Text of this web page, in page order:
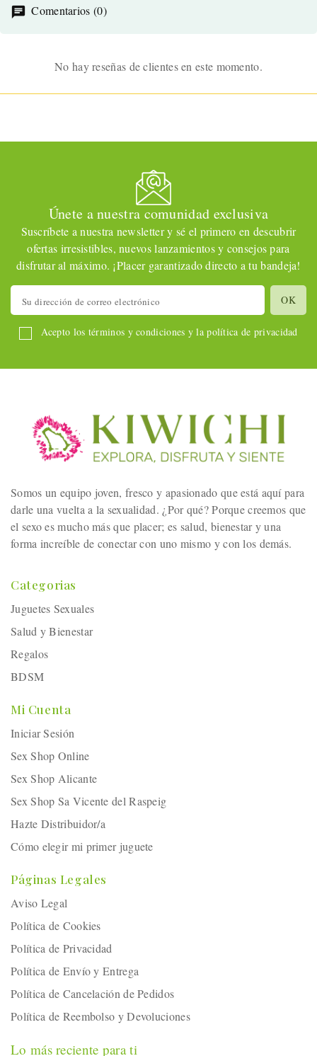
USB.
Comentarios (0)
No hay reseñas de clientes en este momento.
Únete a nuestra comunidad exclusiva
Suscríbete a nuestra newsletter y sé el primero en descubrir
ofertas irresistibles, nuevos lanzamientos y consejos para
disfrutar al máximo. ¡Placer garantizado directo a tu bandeja!
Acepto los términos y condiciones y la política de privacidad
Somos un equipo joven, fresco y apasionado que está aquí para
darle una vuelta a la sexualidad. ¿Por qué? Porque creemos que
el sexo es mucho más que placer; es salud, bienestar y una
forma increíble de conectar con uno mismo y con los demás.
Categorias
Juguetes Sexuales
Salud y Bienestar
Regalos
BDSM
Mi Cuenta
Iniciar Sesión
Sex Shop Online
Sex Shop Alicante
Sex Shop Sa Vicente del Raspeig
Hazte Distribuidor/a
Cómo elegir mi primer juguete
Páginas Legales
Aviso Legal
Política de Cookies
Política de Privacidad
Política de Envío y Entrega
Política de Cancelación de Pedidos
Política de Reembolso y Devoluciones
Lo más reciente para ti